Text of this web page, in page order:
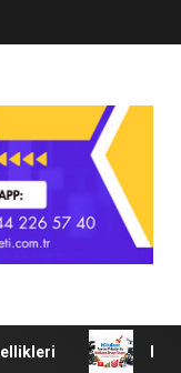
Dijital